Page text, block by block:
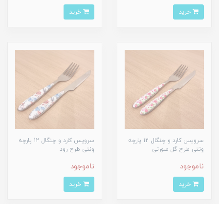
سرویس کارد و چنگال 12 پارچه
وِنتی طرح گل صورتی
ناموجود
سرویس کارد و چنگال 12 پارچه
وِنتی طرح رود
ناموجود